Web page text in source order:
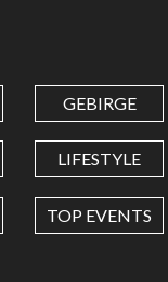
GEBIRGE
LIFESTYLE
TOP EVENTS